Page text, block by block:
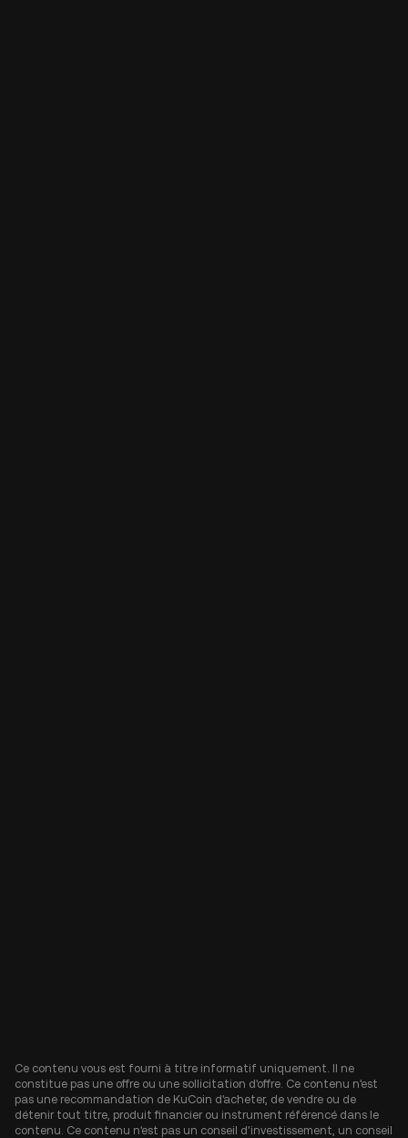
Ce contenu vous est fourni à titre informatif uniquement. Il ne
constitue pas une offre ou une sollicitation d'offre. Ce contenu n'est
pas une recommandation de KuCoin d'acheter, de vendre ou de
détenir tout titre, produit financier ou instrument référencé dans le
contenu. Ce contenu n'est pas un conseil d'investissement, un conseil